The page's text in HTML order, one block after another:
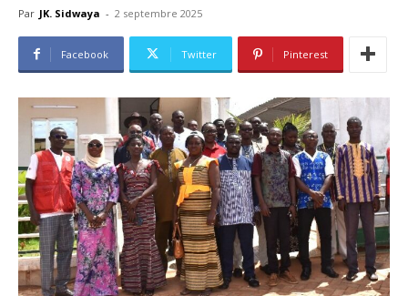
Par JK. Sidwaya - 2 septembre 2025
Facebook Twitter Pinterest